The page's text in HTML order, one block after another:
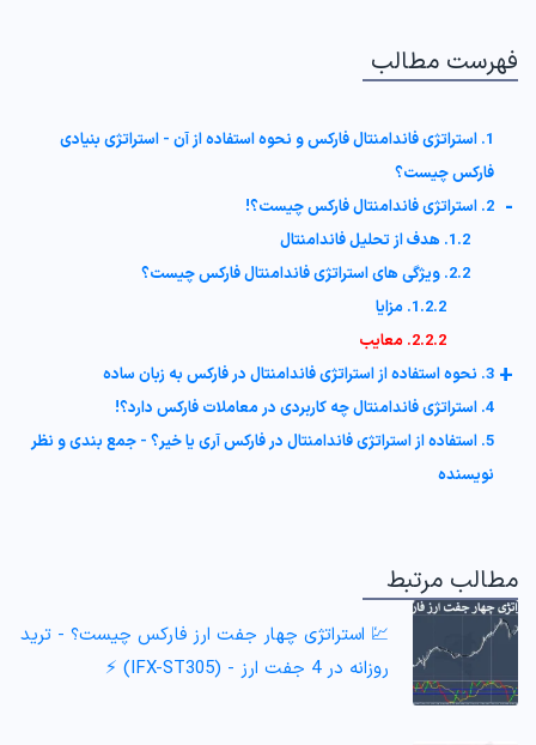
فهرست مطالب
1. استراتژی فاندامنتال فارکس و نحوه استفاده از آن - استراتژی بنیادی
فارکس چیست؟
2. استراتژی فاندامنتال فارکس چیست؟! -
1.2. هدف از تحلیل فاندامنتال
2.2. ویژگی های استراتژی فاندامنتال فارکس چیست؟
1.2.2. مزایا
2.2.2. معایب
3. نحوه استفاده از استراتژی فاندامنتال در فارکس به زبان ساده +
4. استراتژی فاندامنتال چه کاربردی در معاملات فارکس دارد؟!
5. استفاده از استراتژی فاندامنتال در فارکس آری یا خیر؟ - جمع بندی و نظر
نویسنده
مطالب مرتبط
💹 استراتژی چهار جفت ارز فارکس چیست؟ - ترید
روزانه در 4 جفت ارز - (IFX-ST305) ⚡️